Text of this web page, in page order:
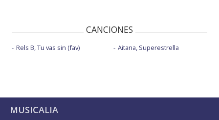
CANCIONES
Rels B, Tu vas sin (fav) Aitana, Superestrella
MUSICALIA